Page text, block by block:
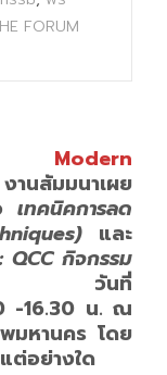
FORUM
า Modern
งานสัมมนาเผย
เทคนิคการลด
และ
กิจกรรม
ตภาพ วันที่
-16.30 น. ณ
มหานคร โดย
ต่อย่างใด